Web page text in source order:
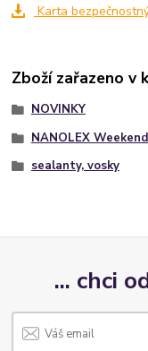
Karta
Zboží zařazeno v
NOVINKY
NANOLEX
sealanty, vosky
... chci